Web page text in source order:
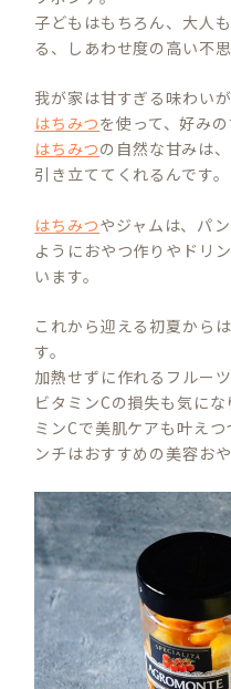
子どもはもちろん、大人
る、しあわせ度の高い不思
我が家は甘すぎる味わい
はちみつを使って、好み
はちみつの自然な甘みは
引き立ててくれるんです。
はちみつやジャムは、パ
ようにおやつ作りやドリ
います。
これから迎える初夏から
す。
加熱せずに作れるフルー
ビタミンCの損失も気に
ミンCで美肌ケアも叶え
ンチはおすすめの美容おや